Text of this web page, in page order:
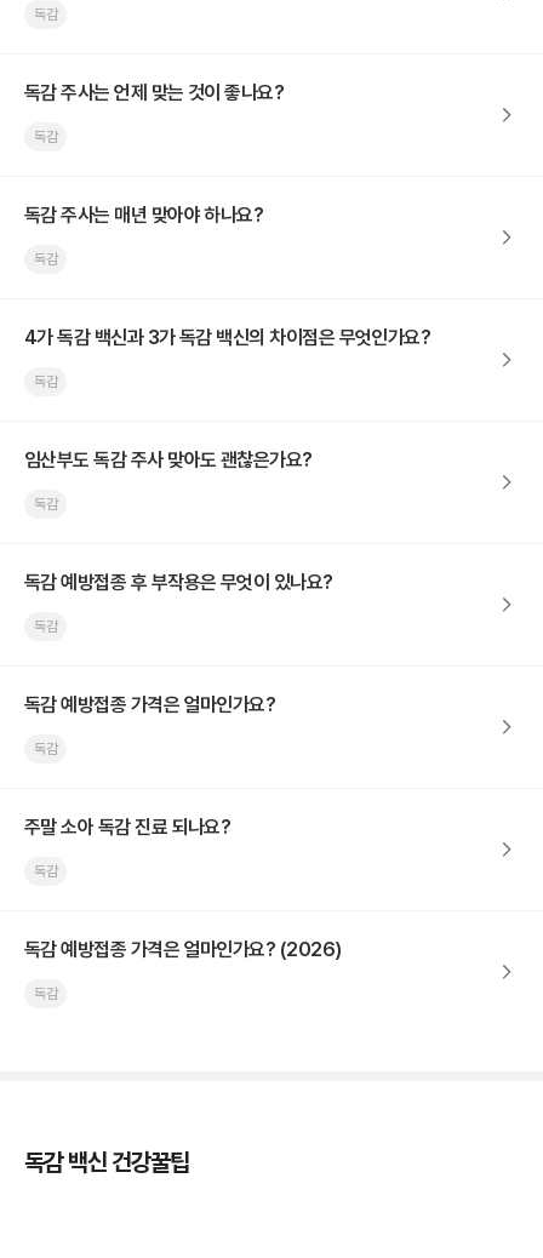
독감
독감 주사는 언제 맞는 것이 좋나요?
독감
독감 주사는 매년 맞아야 하나요?
독감
4가 독감 백신과 3가 독감 백신의 차이점은 무엇인가요?
독감
임산부도 독감 주사 맞아도 괜찮은가요?
독감
독감 예방접종 후 부작용은 무엇이 있나요?
독감
독감 예방접종 가격은 얼마인가요?
독감
주말 소아 독감 진료 되나요?
독감
독감 예방접종 가격은 얼마인가요? (2026)
독감
독감 백신 건강꿀팁